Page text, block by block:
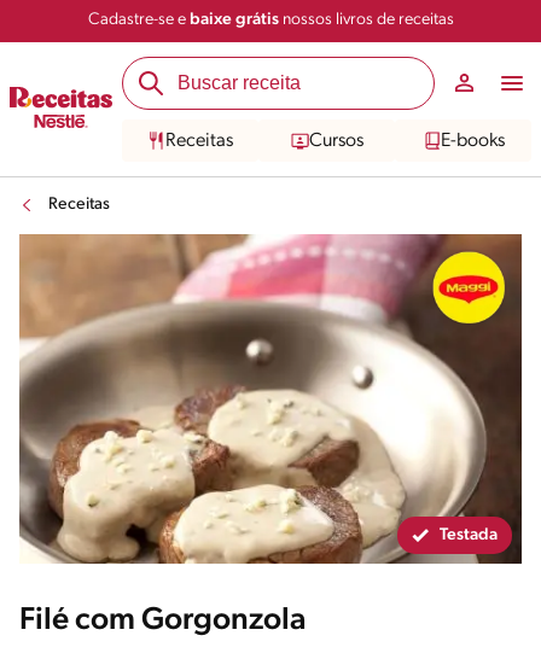
Cadastre-se e baixe grátisnossos livros de receitas
Receitas Cursos E-books
Receitas
Salvar Compartilhar
Testada
Filé com Gorgonzola